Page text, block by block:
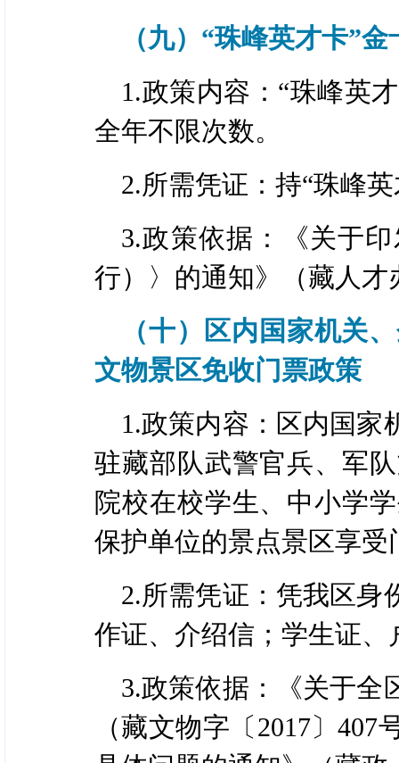
（九）“珠峰英才卡”
1.政策内容：“珠峰英
全年不限次数。
2.所需凭证：持“珠峰
3.政策依据：《关于
行）〉的通知》（藏人才
（十）区内国家机关
文物景区免收门票政策
1.政策内容：区内国家
驻藏部队武警官兵、军
院校在校学生、中小学
保护单位的景点景区享受
2.所需凭证：凭我区身
作证、介绍信；学生证、
3.政策依据：《关于全
（藏文物字〔2017〕